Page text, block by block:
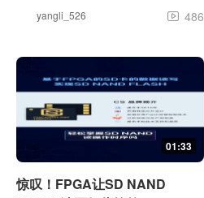
yangli_526  486
01:33
惊叹！FPGA让SD NAND